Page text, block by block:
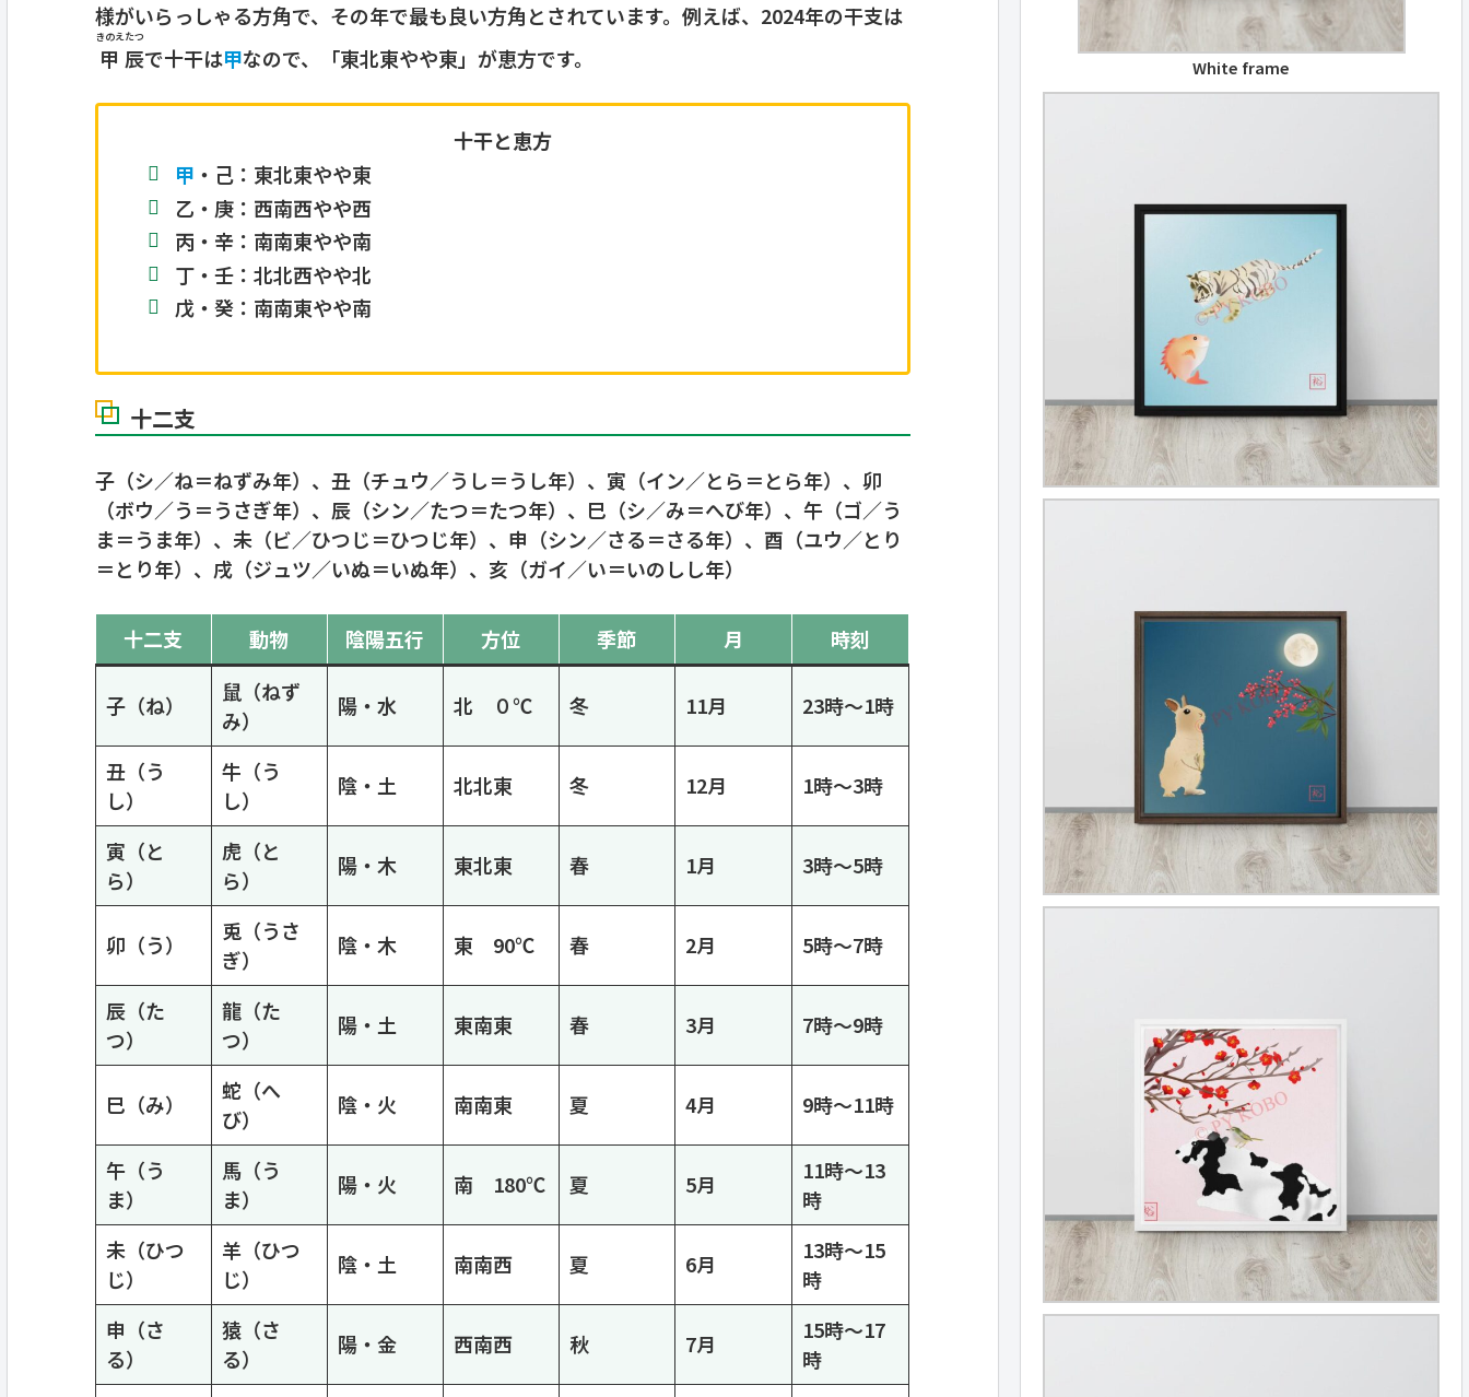
様がいらっしゃる方角で、その年で最も良い方角とされています。例えば、2024年の干支は
甲
きのえ
辰
たつ
で十干は甲なので、「東北東やや東」が恵方です。
十干と恵方
甲 ・己：東北東やや東
乙・庚：西南西やや西
丙・辛：南南東やや南
丁・壬：北北西やや北
戊・癸：南南東やや南
十二支
子（シ／ね＝ねずみ年）、丑（チュウ／うし＝うし年）、寅（イン／とら＝とら年）、卯
（ボウ／う＝うさぎ年）、辰（シン／たつ＝たつ年）、巳（シ／み＝へび年）、午（ゴ／う
ま＝うま年）、未（ビ／ひつじ＝ひつじ年）、申（シン／さる＝さる年）、酉（ユウ／とり
＝とり年）、戌（ジュツ／いぬ＝いぬ年）、亥（ガイ／い＝いのしし年）
十二支 動物 陰陽五行 方位 季節 月 時刻
子（ね）
鼠（ねず
み）
陽・水 北 ０℃ 冬 11月 23時～1時
丑（う
し）
牛（う
し）
陰・土 北北東 冬 12月 1時～3時
寅（と
ら）
虎（と
ら）
陽・木 東北東 春 1月 3時～5時
卯（う）
兎（うさ
ぎ）
陰・木 東 90℃ 春 2月 5時～7時
辰（た
つ）
龍（た
つ）
陽・土 東南東 春 3月 7時～9時
巳（み）
蛇（へ
び）
陰・火 南南東 夏 4月 9時～11時
午（う
ま）
馬（う
ま）
陽・火 南 180℃ 夏 5月
11時～13
時
未（ひつ
じ）
羊（ひつ
じ）
陰・土 南南西 夏 6月
13時～15
時
申（さ
る）
猿（さ
る）
陽・金 西南西 秋 7月
15時～17
時
White frame